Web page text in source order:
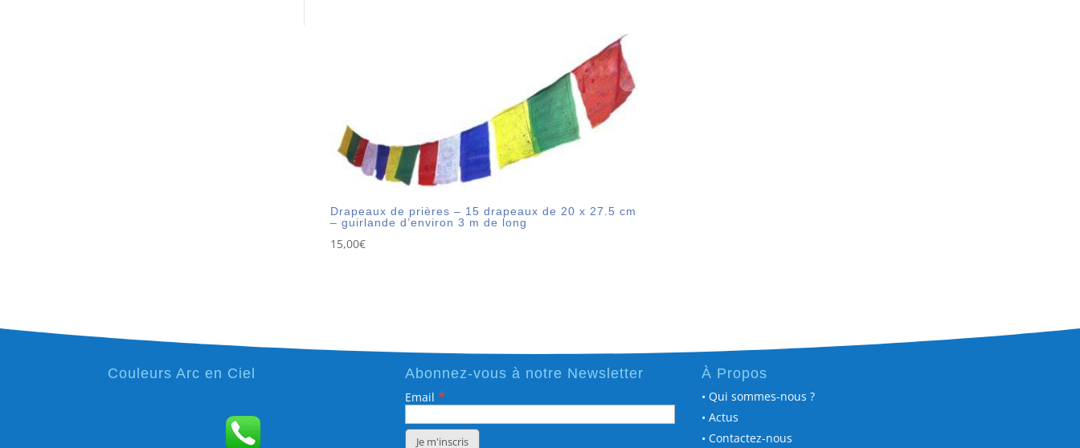
Drapeaux de prières – 15 drapeaux de 20 x 27.5 cm
– guirlande d’environ 3 m de long
15,00€
Couleurs Arc en Ciel Abonnez-vous à notre Newsletter
Email *
À Propos
• Qui sommes-nous ?
• Actus
• Contactez-nous